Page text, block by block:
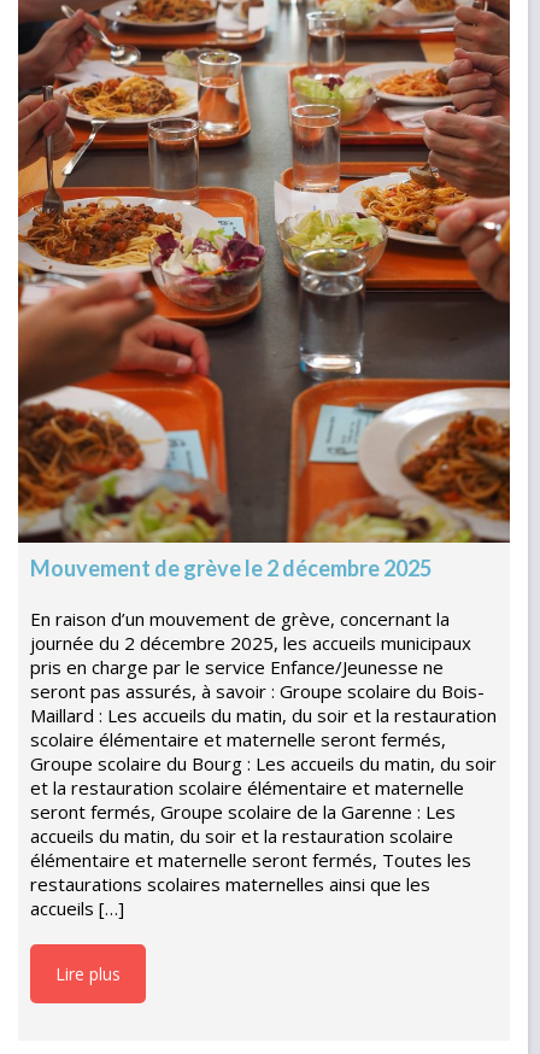
Mouvement de grève le 2 décembre 2025
En raison d’un mouvement de grève, concernant la
journée du 2 décembre 2025, les accueils municipaux
pris en charge par le service Enfance/Jeunesse ne
seront pas assurés, à savoir : Groupe scolaire du Bois-
Maillard : Les accueils du matin, du soir et la restauration
scolaire élémentaire et maternelle seront fermés,
Groupe scolaire du Bourg : Les accueils du matin, du soir
et la restauration scolaire élémentaire et maternelle
seront fermés, Groupe scolaire de la Garenne : Les
accueils du matin, du soir et la restauration scolaire
élémentaire et maternelle seront fermés, Toutes les
restaurations scolaires maternelles ainsi que les
accueils […]
Lire plus